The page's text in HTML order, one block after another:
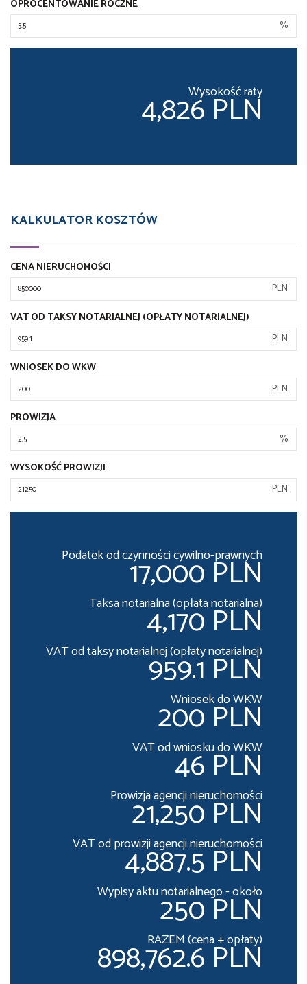
OPROCENTOWANIE ROCZNE
%
Wysokość raty
4,826 PLN
KALKULATOR KOSZTÓW
CENA NIERUCHOMOŚCI
PLN
VAT OD TAKSY NOTARIALNEJ (OPŁATY NOTARIALNEJ)
PLN
WNIOSEK DO WKW
PLN
PROWIZJA
%
WYSOKOŚĆ PROWIZJI
PLN
Podatek od czynności cywilno-prawnych
17,000 PLN
Taksa notarialna (opłata notarialna)
4,170 PLN
VAT od taksy notarialnej (opłaty notarialnej)
959.1 PLN
Wniosek do WKW
200 PLN
VAT od wniosku do WKW
46 PLN
Prowizja agencji nieruchomości
21,250 PLN
VAT od prowizji agencji nieruchomości
4,887.5 PLN
Wypisy aktu notarialnego - około
250 PLN
RAZEM (cena + opłaty)
898,762.6 PLN